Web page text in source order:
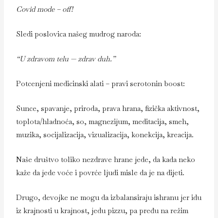
Covid mode – off!
Sledi poslovica našeg mudrog naroda:
“U zdravom telu — zdrav duh.”
Potcenjeni medicinski alati – pravi serotonin boost:
Sunce, spavanje, priroda, prava hrana, fizička aktivnost,
toplota/hladnoća, so, magnezijum, meditacija, smeh,
muzika, socijalizacija, vizualizacija, konekcija, kreacija.
Naše društvo toliko nezdrave hrane jede, da kada neko
kaže da jede voće i povrće ljudi misle da je na dijeti.
Drugo, devojke ne mogu da izbalansiraju ishranu jer idu
iz krajnosti u krajnost, jedu pizzu, pa pređu na režim